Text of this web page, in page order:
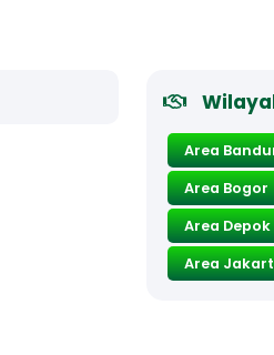
Area
Area Bogor
Area Depok
Area